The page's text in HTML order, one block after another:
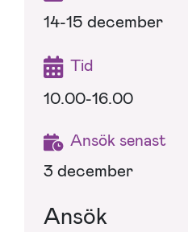
14-15 december
Tid
10.00-16.00
Ansök senast
3 december
Ansök